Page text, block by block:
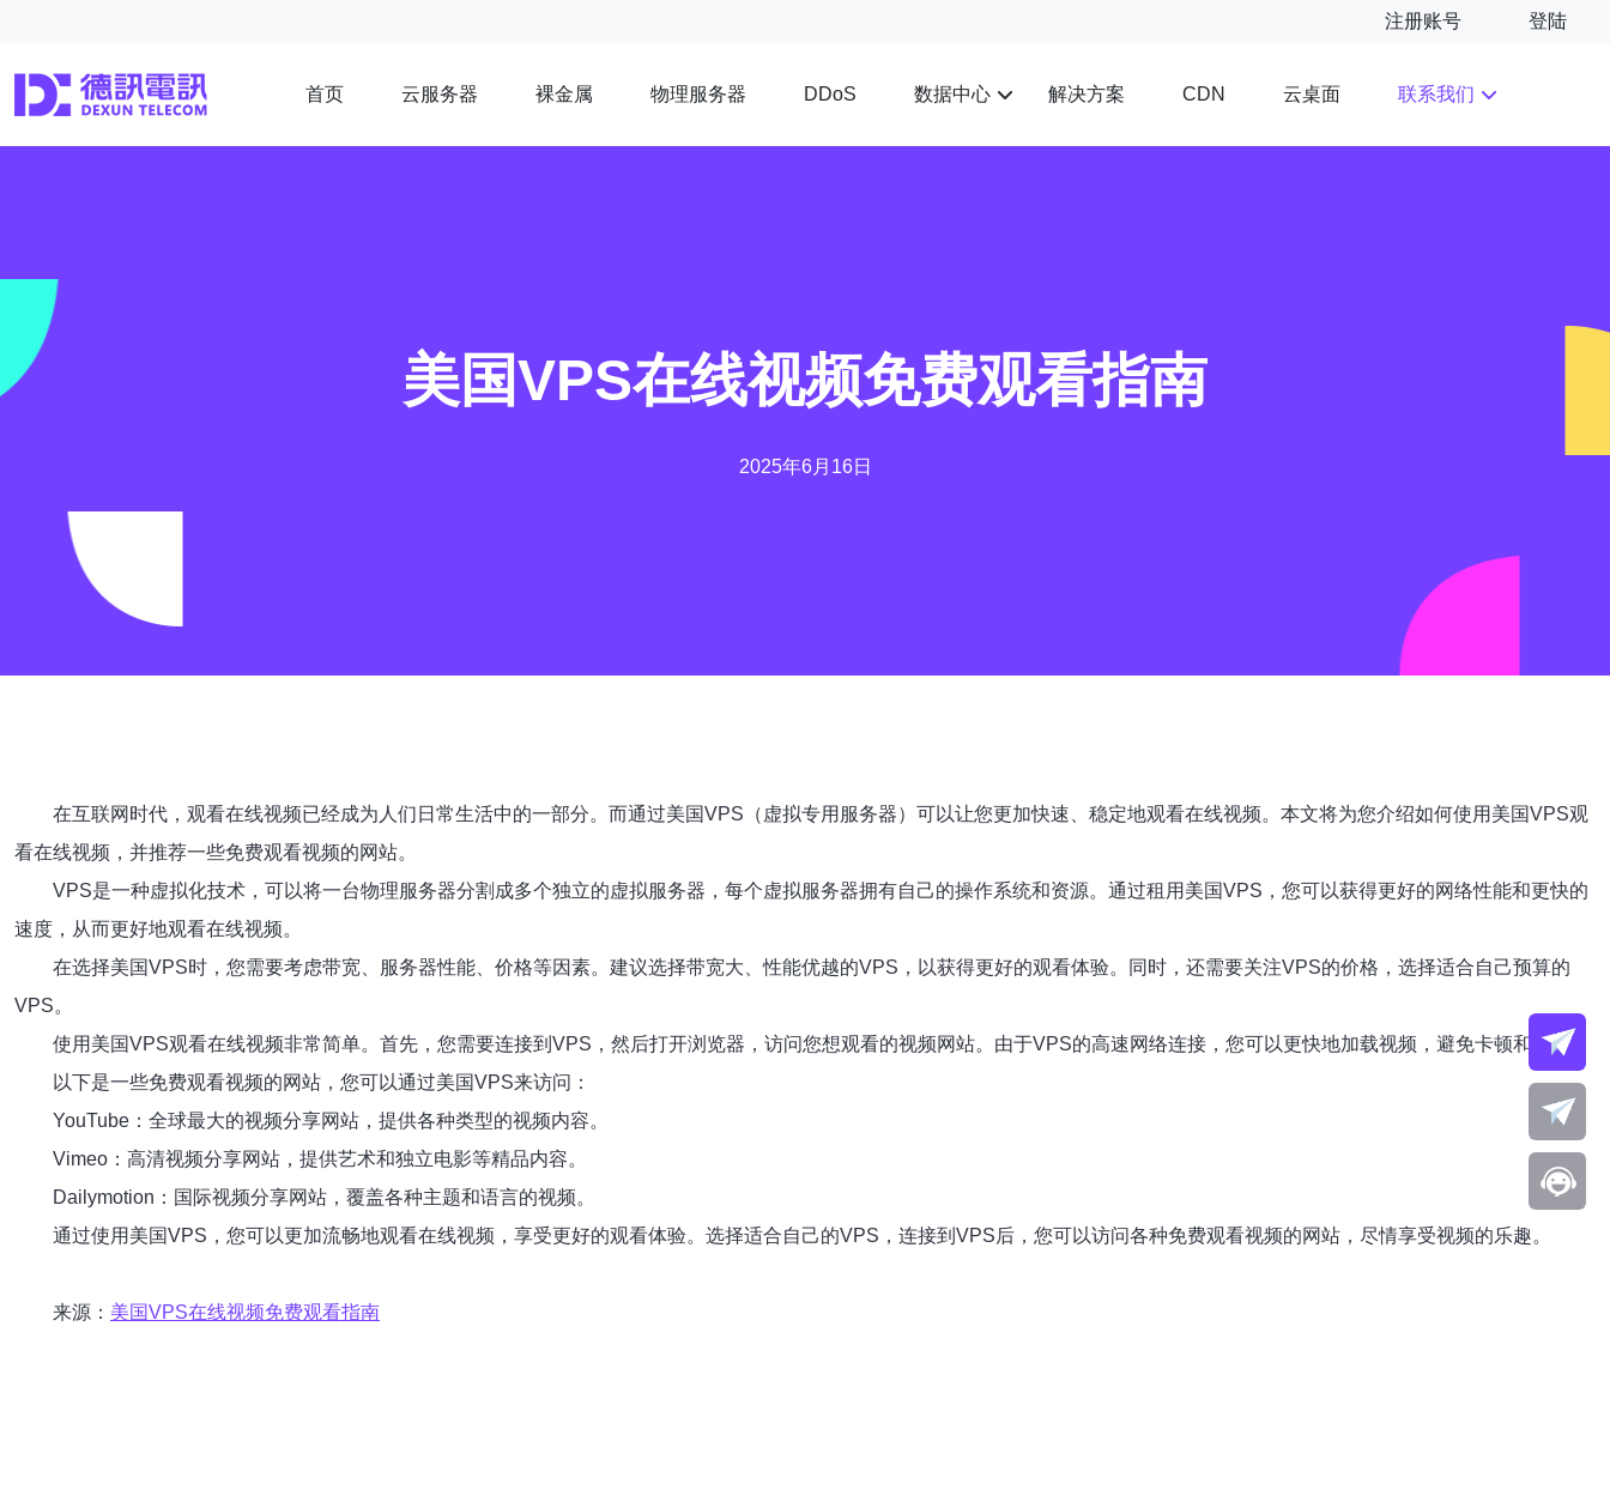
注册账号 登陆
首页 云服务器 裸金属 物理服务器 DDoS 数据中心 解决方案 CDN 云桌面 联系我们
美国VPS在线视频免费观看指南
2025年6月16日
在互联网时代，观看在线视频已经成为人们日常生活中的一部分。而通过美国VPS（虚拟专用服务器）可以让您更加快速、稳定地观看在线视频。本文将为您介绍如何使用美国VPS观
看在线视频，并推荐一些免费观看视频的网站。
VPS是一种虚拟化技术，可以将一台物理服务器分割成多个独立的虚拟服务器，每个虚拟服务器拥有自己的操作系统和资源。通过租用美国VPS，您可以获得更好的网络性能和更快的
速度，从而更好地观看在线视频。
在选择美国VPS时，您需要考虑带宽、服务器性能、价格等因素。建议选择带宽大、性能优越的VPS，以获得更好的观看体验。同时，还需要关注VPS的价格，选择适合自己预算的
VPS。
使用美国VPS观看在线视频非常简单。首先，您需要连接到VPS，然后打开浏览器，访问您想观看的视频网站。由于VPS的高速网络连接，您可以更快地加载视频，避免卡顿和缓冲。
以下是一些免费观看视频的网站，您可以通过美国VPS来访问：
YouTube：全球最大的视频分享网站，提供各种类型的视频内容。
Vimeo：高清视频分享网站，提供艺术和独立电影等精品内容。
Dailymotion：国际视频分享网站，覆盖各种主题和语言的视频。
通过使用美国VPS，您可以更加流畅地观看在线视频，享受更好的观看体验。选择适合自己的VPS，连接到VPS后，您可以访问各种免费观看视频的网站，尽情享受视频的乐趣。
来源： 美国VPS在线视频免费观看指南